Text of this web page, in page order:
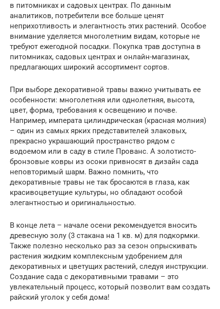
в питомниках и садовых центрах. По данным
аналитиков, потребители все больше ценят
неприхотливость и элегантность этих растений. Особое
внимание уделяется многолетним видам, которые не
требуют ежегодной посадки. Покупка трав доступна в
питомниках, садовых центрах и онлайн-магазинах,
предлагающих широкий ассортимент сортов.
При выборе декоративной травы важно учитывать ее
особенности: многолетняя или однолетняя, высота,
цвет, форма, требования к освещению и почве.
Например, императа цилиндрическая (красная молния)
– один из самых ярких представителей злаковых,
прекрасно украшающий пространство рядом с
водоемом или в саду в стиле Прованс. А золотисто-
бронзовые ковры из осоки привносят в дизайн сада
неповторимый шарм. Важно помнить, что
декоративные травы не так бросаются в глаза, как
красивоцветущие культуры, но обладают особой
элегантностью и оригинальностью.
В конце лета – начале осени рекомендуется вносить
древесную золу (3 стакана на 1 кв. м) для подкормки.
Также полезно несколько раз за сезон опрыскивать
растения жидким комплексным удобрением для
декоративных и цветущих растений, следуя инструкции.
Создание сада с декоративными травами – это
увлекательный процесс, который позволит вам создать
райский уголок у себя дома!